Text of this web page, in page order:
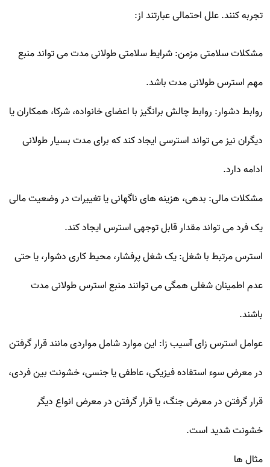
تجربه کنند. علل احتمالی عبارتند از:
مشکلات سلامتی مزمن: شرایط سلامتی طولانی مدت می تواند منبع
مهم استرس طولانی مدت باشد.
روابط دشوار: روابط چالش برانگیز با اعضای خانواده، شرکا، همکاران یا
دیگران نیز می تواند استرسی ایجاد کند که برای مدت بسیار طولانی
ادامه دارد.
مشکلات مالی: بدهی، هزینه های ناگهانی یا تغییرات در وضعیت مالی
یک فرد می تواند مقدار قابل توجهی استرس ایجاد کند.
استرس مرتبط با شغل: یک شغل پرفشار، محیط کاری دشوار، یا حتی
عدم اطمینان شغلی همگی می توانند منبع استرس طولانی مدت
باشند.
عوامل استرس زای آسیب زا: این موارد شامل مواردی مانند قرار گرفتن
در معرض سوء استفاده فیزیکی، عاطفی یا جنسی، خشونت بین فردی،
قرار گرفتن در معرض جنگ، یا قرار گرفتن در معرض انواع دیگر
خشونت شدید است.
مثال ها